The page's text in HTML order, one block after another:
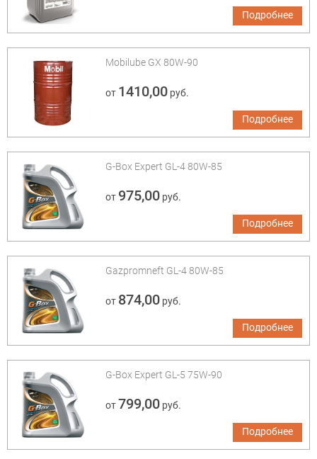
Подробнее
Mobilube GX 80W-90
от 1410,00руб.
Подробнее
G-Box Expert GL-4 80W-85
от 975,00руб.
Подробнее
Gazpromneft GL-4 80W-85
от 874,00руб.
Подробнее
G-Box Expert GL-5 75W-90
от799,00руб.
Подробнее